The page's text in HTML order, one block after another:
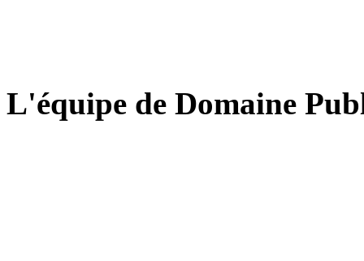
L'équipe de Domaine